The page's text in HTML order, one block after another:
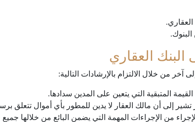
البنك العقاري
من خلال الالتزام بالإرشادات التالية:
المتبقية التي يتعين على المدين سدادها.
إلى أن مالك العقار لا يدين للمطور بأي أموال تتعلق
من الإجراءات المهمة التي يضمن البائع من خلالها